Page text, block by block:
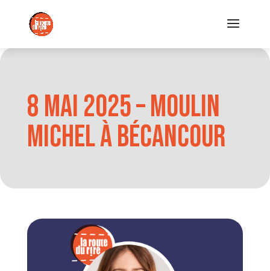
8 mai 2025 – Moulin
Michel à Bécancour